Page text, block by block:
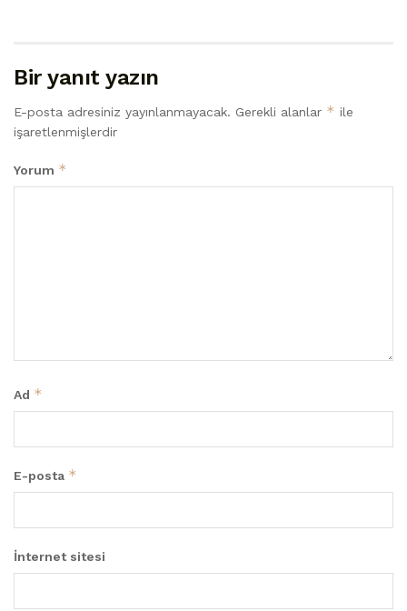
Bir yanıt yazın
E-posta adresiniz yayınlanmayacak. Gerekli alanlar * ile
işaretlenmişlerdir
Yorum *
Ad *
E-posta *
İnternet sitesi